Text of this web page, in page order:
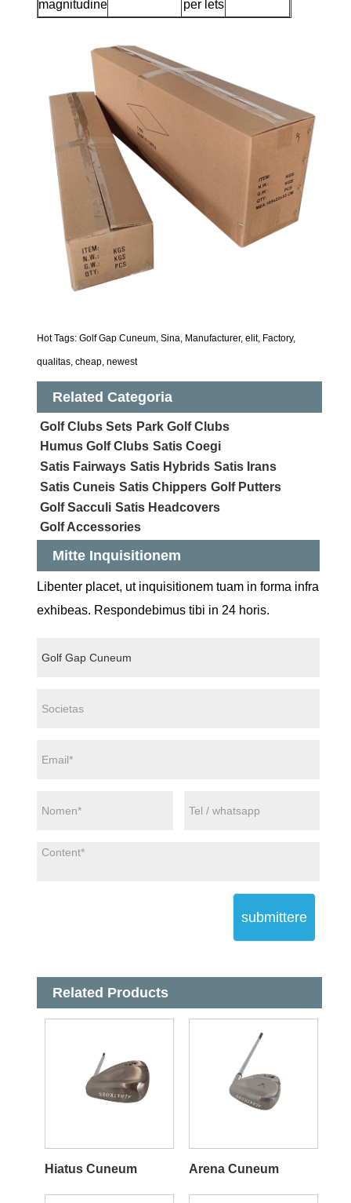
magnitudine per lets
Hot Tags: Golf Gap Cuneum, Sina, Manufacturer, elit, Factory,
qualitas, cheap, newest
Related Categoria
Golf Clubs Sets Park Golf Clubs
Humus Golf Clubs Satis Coegi
Satis Fairways Satis Hybrids Satis Irans
Satis Cuneis Satis Chippers Golf Putters
Golf Sacculi Satis Headcovers
Golf Accessories
Mitte Inquisitionem
Libenter placet, ut inquisitionem tuam in forma infra
exhibeas. Respondebimus tibi in 24 horis.
submittere
Related Products
Hiatus Cuneum Arena Cuneum